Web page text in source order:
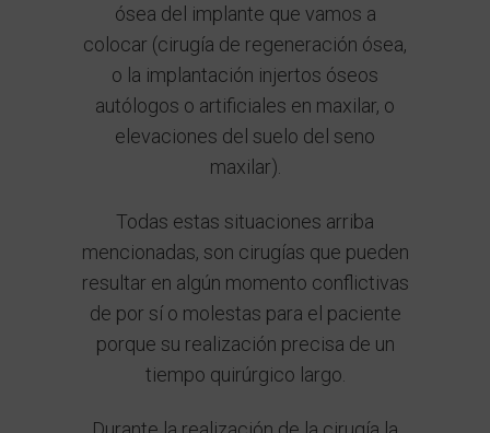
ósea del implante que vamos a
colocar (cirugía de regeneración ósea,
o la implantación injertos óseos
autólogos o artificiales en maxilar, o
elevaciones del suelo del seno
maxilar).
Todas estas situaciones arriba
mencionadas, son cirugías que pueden
resultar en algún momento conflictivas
de por sí o molestas para el paciente
porque su realización precisa de un
tiempo quirúrgico largo.